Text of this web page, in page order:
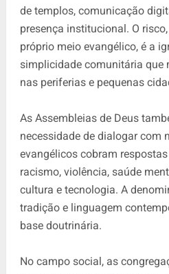
de templos, comunicação
presença institucional. O
próprio meio evangélico, é a
simplicidade comunitária que
nas periferias e pequenas
As Assembleias de Deus
necessidade de dialogar com
evangélicos cobram
racismo, violência, saúde
cultura e tecnologia. A
tradição e linguagem
base doutrinária.
No campo social, as